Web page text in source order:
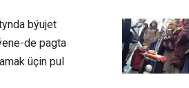
býujet
de pagta
üçin pul